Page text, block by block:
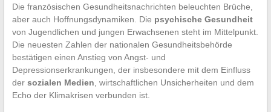
Die französischen Gesundheitsnachrichten beleuchten Brüche,
aber auch Hoffnungsdynamiken. Die psychische Gesundheit
von Jugendlichen und jungen Erwachsenen steht im Mittelpunkt.
Die neuesten Zahlen der nationalen Gesundheitsbehörde
bestätigen einen Anstieg von Angst- und
Depressionserkrankungen, der insbesondere mit dem Einfluss
der sozialen Medien , wirtschaftlichen Unsicherheiten und dem
Echo der Klimakrisen verbunden ist.